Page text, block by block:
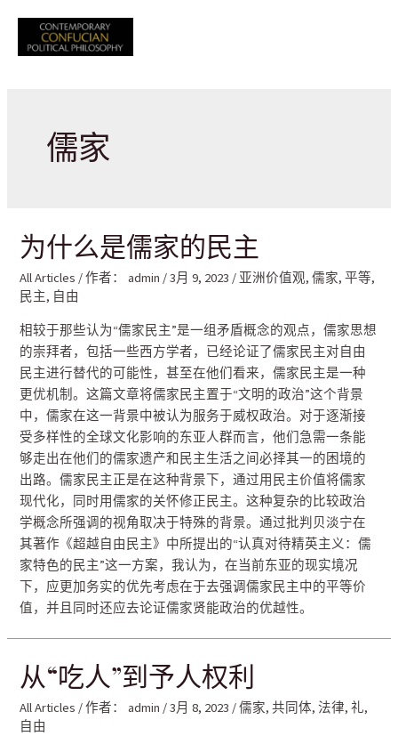
儒家
为什么是儒家的民主
All Articles / 作者： admin /3月 9, 2023 / 亚洲价值观,儒家,平等,
民主, 自由
相较于那些认为“儒家民主”是一组矛盾概念的观点，儒家思想
的崇拜者，包括一些西方学者，已经论证了儒家民主对自由
民主进行替代的可能性，甚至在他们看来，儒家民主是一种
更优机制。这篇文章将儒家民主置于“文明的政治”这个背景
中，儒家在这一背景中被认为服务于威权政治。对于逐渐接
受多样性的全球文化影响的东亚人群而言，他们急需一条能
够走出在他们的儒家遗产和民主生活之间必择其一的困境的
出路。儒家民主正是在这种背景下，通过用民主价值将儒家
现代化，同时用儒家的关怀修正民主。这种复杂的比较政治
学概念所强调的视角取决于特殊的背景。通过批判贝淡宁在
其著作《超越自由民主》中所提出的“认真对待精英主义：儒
家特色的民主”这一方案，我认为，在当前东亚的现实境况
下，应更加务实的优先考虑在于去强调儒家民主中的平等价
值，并且同时还应去论证儒家贤能政治的优越性。
从“吃人”到予人权利
All Articles / 作者： admin /3月 8, 2023 /儒家,共同体,法律,礼,
自由